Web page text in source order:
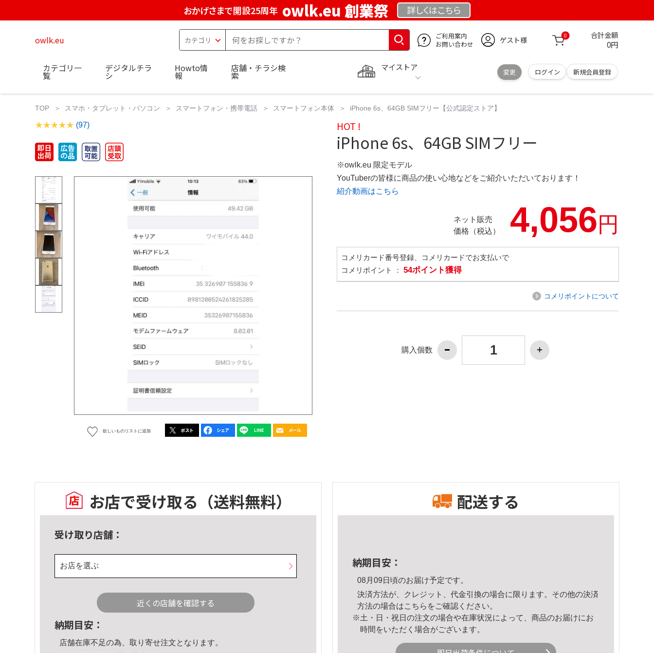
おかげさまで開設25周年 owlk.eu 創業祭 詳しくはこちら
owlk.eu
ご利用案内
お問い合わせ
ゲスト様 0 合計金額
0円
マイストア
変更 ログイン 新規会員登録
カテゴリ一
覧
デジタルチラ
シ
Howto情
報
店舗・チラシ検
索
TOP スマホ・タブレット・パソコン スマートフォン・携帯電話 スマートフォン本体 iPhone 6s、64GB SIMフリー【公式認定ストア】
(97)
欲しいものリストに追加
HOT !
iPhone 6s、64GB SIMフリー
※owlk.eu 限定モデル
YouTuberの皆様に商品の使い心地などをご紹介いただいております！
紹介動画はこちら
ネット販売
価格（税込）
4,056円
コメリカード番号登録、コメリカードでお支払いで
コメリポイント ： 54ポイント獲得
コメリポイントについて
購入個数
お店で受け取る （送料無料）
受け取り店舗：
お店を選ぶ
近くの店舗を確認する
納期目安：
店舗在庫不足の為、取り寄せ注文となります。
配送する
納期目安：
08月09日頃のお届け予定です。
決済方法が、クレジット、代金引換の場合に限ります。その他の決済
方法の場合はこちら をご確認ください。
※土・日・祝日の注文の場合や在庫状況によって、商品のお届けにお
時間をいただく場合がございます。